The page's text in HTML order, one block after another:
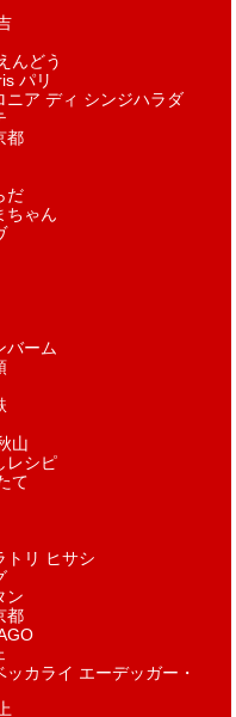
んどう
パリ
ア ディ シンジハラダ
都
だ
ゃん
ーム
山
シピ
て
リ ヒサシ
ン
都
カライ エーデッガー・